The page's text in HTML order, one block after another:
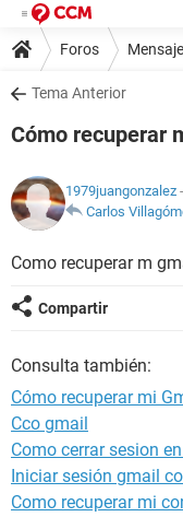
Foros
Tema Anterior
Cómo recuperar
1979juangonzalez
Carlos
Como recuperar m
Compartir
Consulta también:
Cómo recuperar mi
Cco gmail
Como cerrar sesion
Iniciar sesión gmail
Como recuperar mi